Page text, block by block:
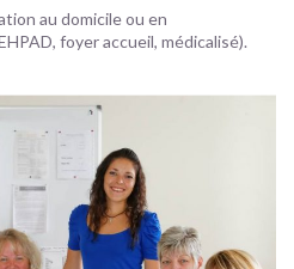
au domicile ou en
foyer accueil, médicalisé).